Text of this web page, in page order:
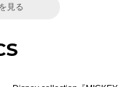
見る